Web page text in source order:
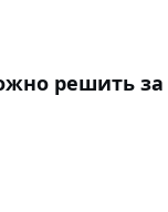
решить за